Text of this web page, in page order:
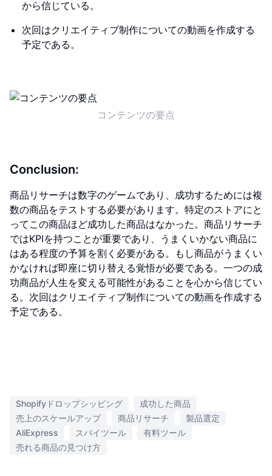
から信じている。
次回はクリエイティブ制作についての動画を作成する
予定である。
コンテンツの要点
Conclusion:
商品リサーチは数字のゲームであり、成功するためには複
数の商品をテストする必要があります。特定のストアにと
ってこの商品ほど成功した商品はなかった。商品リサーチ
ではKPIを持つことが重要であり、うまくいかない商品に
はある程度の予算を割く必要がある。もし商品がうまくい
かなければ即座に切り替える覚悟が必要である。一つの成
功商品が人生を変える可能性があることを心から信じてい
る。次回はクリエイティブ制作についての動画を作成する
予定である。
Shopifyドロップシッピング
成功した商品
売上のスケールアップ
商品リサーチ
製品選定
AliExpress
スパイツール
有料ツール
売れる商品の見つけ方